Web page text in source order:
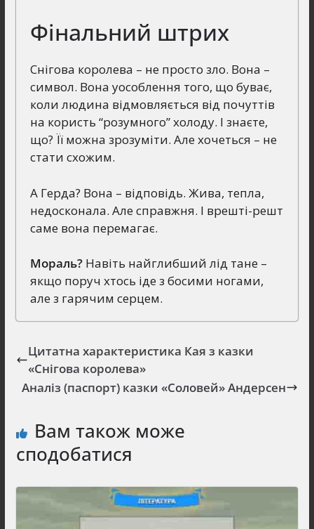
Фінальний штрих
Снігова королева – не просто зло. Вона –
символ. Вона уособлення того, що буває,
коли людина відмовляється від почуттів
на користь “розумного” холоду. І знаєте,
що? Її можна зрозуміти. Але хочеться – не
стати схожим.
А Герда? Вона – відповідь. Жива, тепла,
недосконала. Але справжня. І врешті-решт
саме вона перемагає.
Мораль?Навіть найглибший лід тане –
якщо поруч хтось іде з босими ногами,
але з гарячим серцем.
Цитатна характеристика Кая з казки
«Снігова королева»
Аналіз (паспорт) казки «Соловей» Андерсен
Вам також може
сподобатися